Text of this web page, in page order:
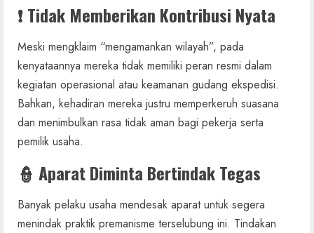
❗ Tidak Memberikan Kontribusi Nyata
Meski mengklaim “mengamankan wilayah”, pada
kenyataannya mereka tidak memiliki peran resmi dalam
kegiatan operasional atau keamanan gudang ekspedisi.
Bahkan, kehadiran mereka justru memperkeruh suasana
dan menimbulkan rasa tidak aman bagi pekerja serta
pemilik usaha.
👮 Aparat Diminta Bertindak Tegas
Banyak pelaku usaha mendesak aparat untuk segera
menindak praktik premanisme terselubung ini. Tindakan